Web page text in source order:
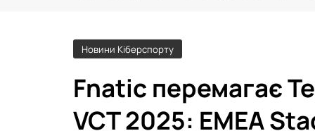
Новини Кіберспорту
Fnatic перемагає
VCT 2025: EMEA